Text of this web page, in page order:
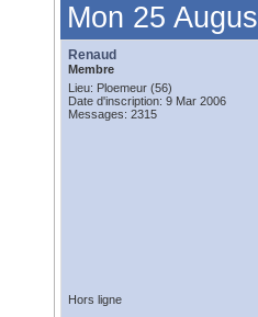
Mon 25
Renaud
Membre
Lieu: Ploemeur (56)
Date d'inscription: 9 Mar 2006
Messages: 2315
Hors ligne